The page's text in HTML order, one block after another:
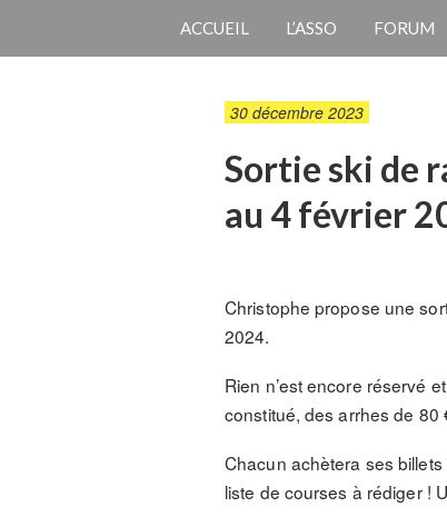
ACCUEIL L’ASSO FORUM
30 décembre 2023
Sortie ski de
au 4 février
Christophe propose une
2024.
Rien n’est encore réservé
constitué, des arrhes de 80
Chacun achètera ses billets
liste de courses à rédiger !